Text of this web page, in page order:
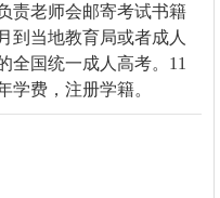
责老师会邮寄考试书籍
到当地教育局或者成人
全国统一成人高考。11
学费，注册学籍。